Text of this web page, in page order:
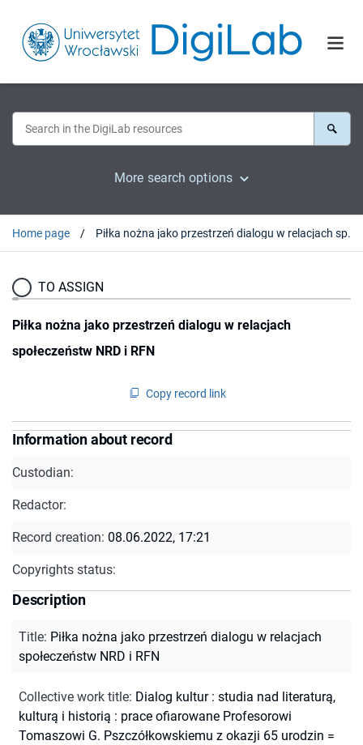
More search options
Home page Piłka nożna jako przestrzeń dialogu w relacjach społeczeństw NRD i RFN
TO ASSIGN
Piłka nożna jako przestrzeń dialogu w relacjach
społeczeństw NRD i RFN
Copy record link
Information about record
Custodian:
Redactor:
Record creation: 08.06.2022, 17:21
Copyrights status:
Description
Title: Piłka nożna jako przestrzeń dialogu w relacjach
społeczeństw NRD i RFN
Collective work title: Dialog kultur : studia nad literaturą,
kulturą i historią : prace ofiarowane Profesorowi
Tomaszowi G. Pszczółkowskiemu z okazji 65 urodzin =